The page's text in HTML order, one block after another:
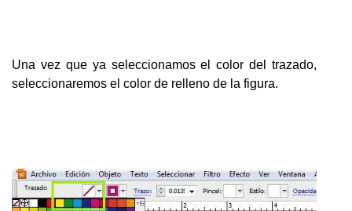
Una vez que ya seleccionamos el color del trazado,
seleccionaremos el color de relleno de la figura.